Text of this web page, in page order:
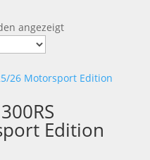
angezeigtNach
Edition